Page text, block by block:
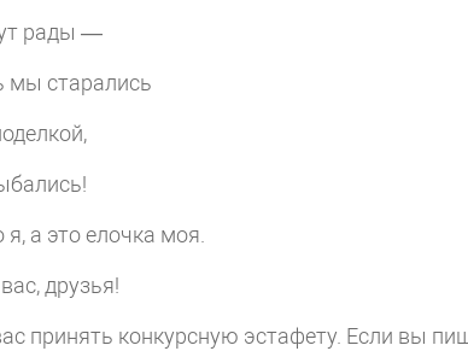
рады —
мы старались
а это елочка моя.
друзья!
принять конкурсную эстафету. Если вы